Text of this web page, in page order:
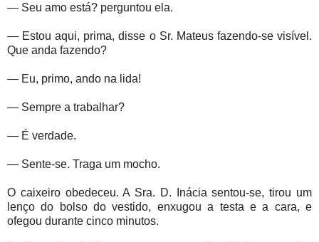
— Seu amo está? perguntou ela.
— Estou aqui, prima, disse o Sr. Mateus fazendo-se visível.
Que anda fazendo?
— Eu, primo, ando na lida!
— Sempre a trabalhar?
— É verdade.
— Sente-se. Traga um mocho.
O caixeiro obedeceu. A Sra. D. Inácia sentou-se, tirou um
lenço do bolso do vestido, enxugou a testa e a cara, e
ofegou durante cinco minutos.